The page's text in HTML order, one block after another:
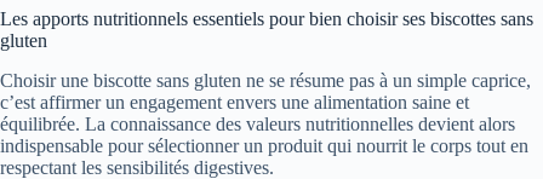
Les apports nutritionnels essentiels pour bien choisir ses biscottes sans
gluten
Choisir une biscotte sans gluten ne se résume pas à un simple caprice,
c’est affirmer un engagement envers une alimentation saine et
équilibrée. La connaissance des valeurs nutritionnelles devient alors
indispensable pour sélectionner un produit qui nourrit le corps tout en
respectant les sensibilités digestives.